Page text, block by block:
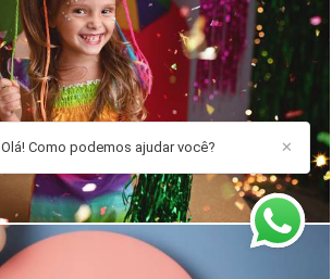
705 0
✕
Olá! Como podemos ajudar você?